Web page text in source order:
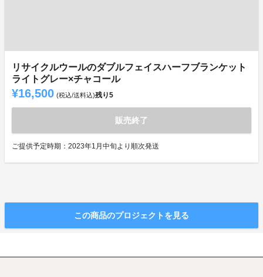
リサイクルウールのダブルフェイスハーフブランケット
ライトグレー×チャコール
¥16,500 (税込/送料込)残り5
販売終了
ご提供予定時期：2023年1月中旬より順次発送
この商品のプロジェクトを見る